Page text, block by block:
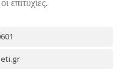
επιτυχίες.